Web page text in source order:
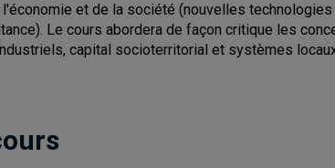
et de la société (nouvelles technologies
Le cours abordera de façon critique les
capital socioterritorial et systèmes